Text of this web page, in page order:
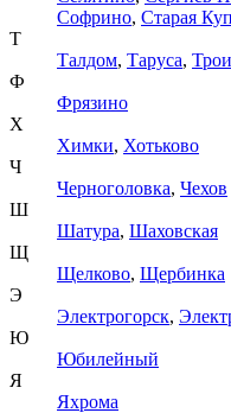
Софрино, Старая
Т
Талдом, Таруса,
Ф
Фрязино
Х
Химки, Хотьково
Ч
Черноголовка, Чехов
Ш
Шатура, Шаховская
Щ
Щелково, Щербинка
Э
Электрогорск,
Ю
Юбилейный
Я
Яхрома